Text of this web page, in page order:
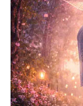
കൊളാങ്കിറ്റീസ്
എല്ലാ
പ്രേരിപ്പിക്കുന്നത്
നാമോരോരുത്തരും